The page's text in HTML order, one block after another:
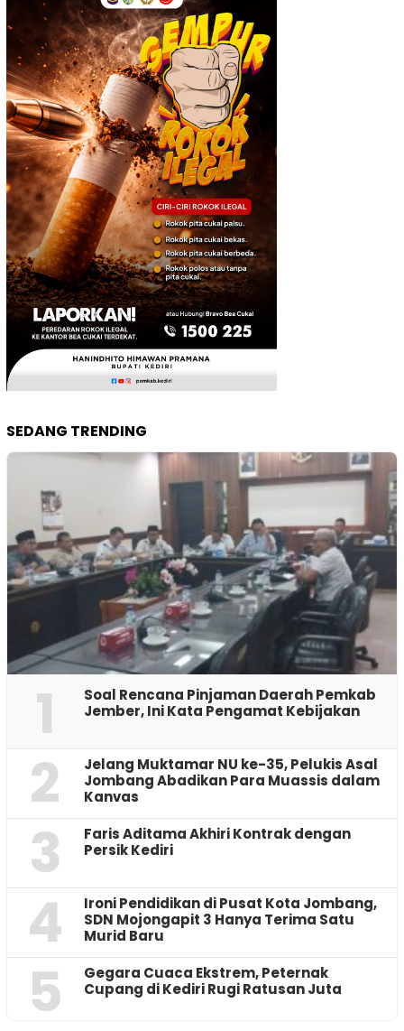
SEDANG TRENDING
1
‎Soal Rencana Pinjaman Daerah Pemkab
Jember, Ini Kata Pengamat Kebijakan ‎
2
Jelang Muktamar NU ke-35, Pelukis Asal
Jombang Abadikan Para Muassis dalam
Kanvas
3
Faris Aditama Akhiri Kontrak dengan
Persik Kediri
4
Ironi Pendidikan di Pusat Kota Jombang,
SDN Mojongapit 3 Hanya Terima Satu
Murid Baru
5
‎Gegara Cuaca Ekstrem, Peternak
Cupang di Kediri Rugi Ratusan Juta